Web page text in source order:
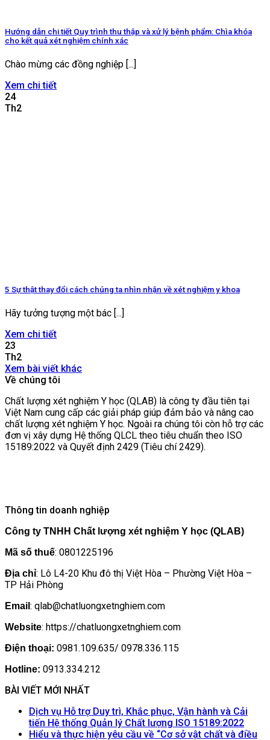
Hướng dẫn chi tiết Quy trình thu thập và xử lý bệnh phẩm: Chìa khóa
cho kết quả xét nghiệm chính xác
Chào mừng các đồng nghiệp [...]
Xem chi tiết
24
Th2
5 Sự thật thay đổi cách chúng ta nhìn nhận về xét nghiệm y khoa
Hãy tưởng tượng một bác [...]
Xem chi tiết
23
Th2
Xem bài viết khác
Về chúng tôi
Chất lượng xét nghiệm Y học (QLAB) là công ty đầu tiên tại
Việt Nam cung cấp các giải pháp giúp đảm bảo và nâng cao
chất lượng xét nghiệm Y học. Ngoài ra chúng tôi còn hỗ trợ các
đơn vị xây dựng Hệ thống QLCL theo tiêu chuẩn theo ISO
15189:2022 và Quyết định 2429 (Tiêu chí 2429).
Thông tin doanh nghiệp
Công ty TNHH Chất lượng xét nghiệm Y học (QLAB)
Mã số thuế: 0801225196
Địa chỉ: Lô L4-20 Khu đô thị Việt Hòa – Phường Việt Hòa –
TP Hải Phòng
Email : qlab@chatluongxetnghiem.com
Website: https://chatluongxetnghiem.com
Điện thoại: 0981.109.635/ 0978.336.115
Hotline: 0913.334.212
BÀI VIẾT MỚI NHẤT
Dịch vụ Hỗ trợ Duy trì, Khắc phục, Vận hành và Cải
tiến Hệ thống Quản lý Chất lượng ISO 15189:2022
có
Hiểu và thực hiện yêu cầu về “Cơ sở vật chất và điều